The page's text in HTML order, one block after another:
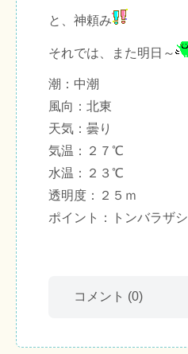
と、神頼み
それでは、また明日～
潮：中潮
風向：北東
天気：曇り
気温：２７℃
水温：２３℃
透明度：２５ｍ
ポイント：トンバラザシ
コメント (0)